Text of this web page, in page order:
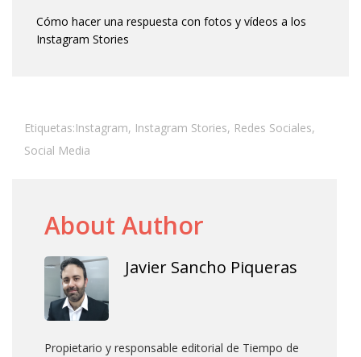
Cómo hacer una respuesta con fotos y vídeos a los
Instagram Stories
Etiquetas:Instagram, Instagram Stories, Redes Sociales,
Social Media
About Author
Javier Sancho Piqueras
Propietario y responsable editorial de Tiempo de